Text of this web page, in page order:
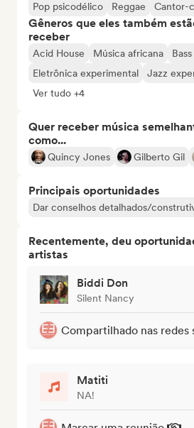
Pop psicodélico
Reggae Cantor-
Gêneros que eles também
receber
Acid House Música africana
Eletrônica experimental
Jazz
Ver tudo +4
Quer receber música
como...
Quincy Jones Gilberto Gil
Principais oportunidades
Dar conselhos detalhados/
Recentemente, deu
artistas
Biddi Don
Silent Nancy
Compartilhado nas redes
Matiti
NA!